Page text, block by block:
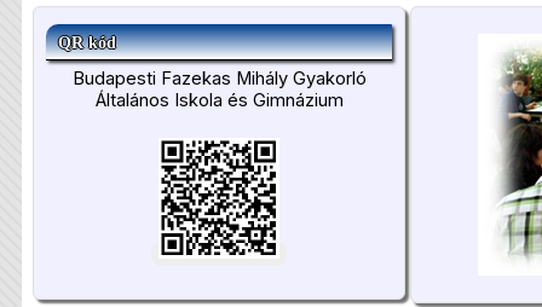
QR kód
Budapesti Fazekas Mihály Gyakorló
Általános Iskola és Gimnázium